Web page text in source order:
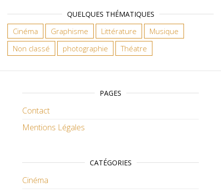
QUELQUES THÉMATIQUES
Cinéma Graphisme Littérature
Musique
Non classé
photographie Théatre
PAGES
Contact
Mentions Légales
CATÉGORIES
Cinéma